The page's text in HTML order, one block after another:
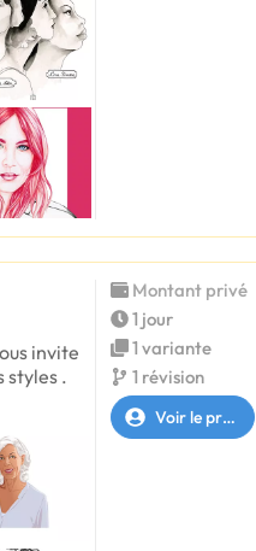
invite
.
Montant privé
1 jour
1 variante
1 révision
Voir le profil